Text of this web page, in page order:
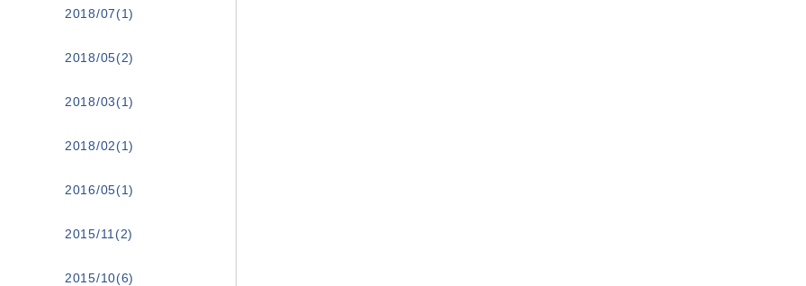
2018/07(1)
2018/05(2)
2018/03(1)
2018/02(1)
2016/05(1)
2015/11(2)
2015/10(6)